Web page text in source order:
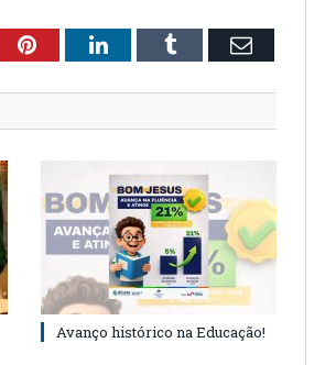
PinterestLinkedInTumblr Email
Avanço histórico na Educação!